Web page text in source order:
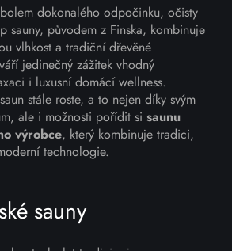
dokonalého odpočinku, očisty
sauny, původem z Finska, kombinuje
vlhkost a tradiční dřevěné
jedinečný zážitek vhodný
i luxusní domácí wellness.
stále roste, a to nejen díky svým
ale i možnosti pořídit si saunu
výrobce, který kombinuje tradici,
technologie.
sauny